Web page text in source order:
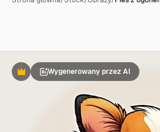
PremiumWygenerowany przez AI